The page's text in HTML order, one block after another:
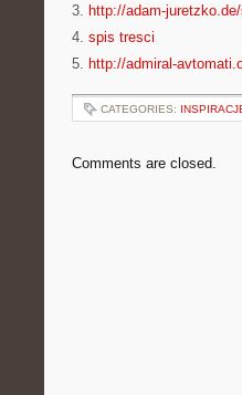
3. http://adam-
4. spis tresci
5. http://admiral-
CATEGORIES:
Comments are closed.